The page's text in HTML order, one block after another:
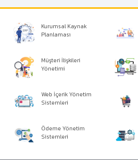
Kurumsal Kaynak
Planlaması
Müşteri İlişkileri
Yönetimi
Web İçerik Yönetim
Sistemleri
Ödeme Yönetim
Sistemleri